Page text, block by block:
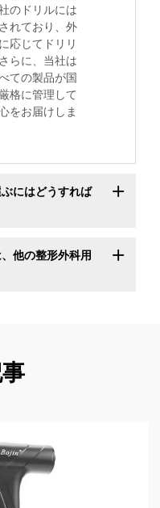
のドリルには
れており、外
応じてドリリ
らに、当社は
ての製品が国
格に管理して
をお届けしま
にはどうすれば
他の整形外科用